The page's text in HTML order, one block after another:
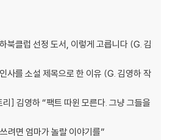
, 『너의
북클럽 선정 도서, 이렇게 고릅니다 (G. 김
사를 소설 제목으로 한 이유 (G. 김영하 작
] 김영하 “팩트 따윈 모른다. 그냥 그들을
려면 엄마가 놀랄 이야기를”